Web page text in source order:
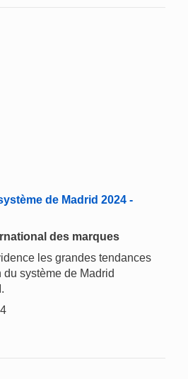
de Madrid 2024 -
des marques
les grandes tendances
système de Madrid